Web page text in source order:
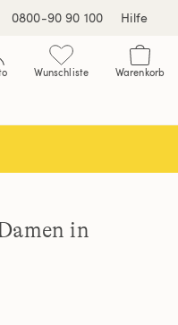
0800-90 90 100 Hilfe
Wunschliste Warenkorb
in